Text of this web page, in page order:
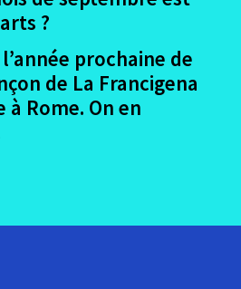
?
prochaine de
de La Francigena
Rome. On en